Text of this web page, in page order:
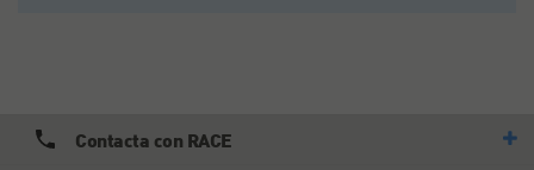
Contacta con RACE